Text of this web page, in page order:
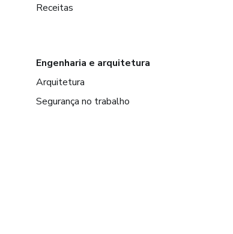
Receitas
Engenharia e arquitetura
Arquitetura
Segurança no trabalho